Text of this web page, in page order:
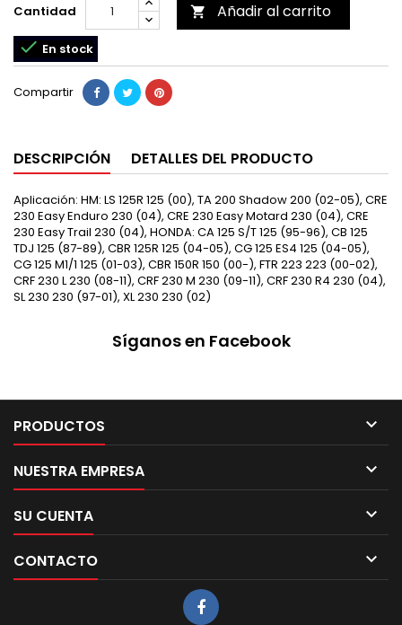
Cantidad  Añadir al carrito
 En stock
Compartir
DESCRIPCIÓN DETALLES DEL PRODUCTO
Aplicación: HM: LS 125R 125 (00), TA 200 Shadow 200 (02-05), CRE
230 Easy Enduro 230 (04), CRE 230 Easy Motard 230 (04), CRE
230 Easy Trail 230 (04), HONDA: CA 125 S/T 125 (95-96), CB 125
TDJ 125 (87-89), CBR 125R 125 (04-05), CG 125 ES4 125 (04-05),
CG 125 M1/1 125 (01-03), CBR 150R 150 (00-), FTR 223 223 (00-02),
CRF 230 L 230 (08-11), CRF 230 M 230 (09-11), CRF 230 R4 230 (04),
SL 230 230 (97-01), XL 230 230 (02)
Síganos en Facebook
PRODUCTOS 
NUESTRA EMPRESA 
SU CUENTA 
CONTACTO 